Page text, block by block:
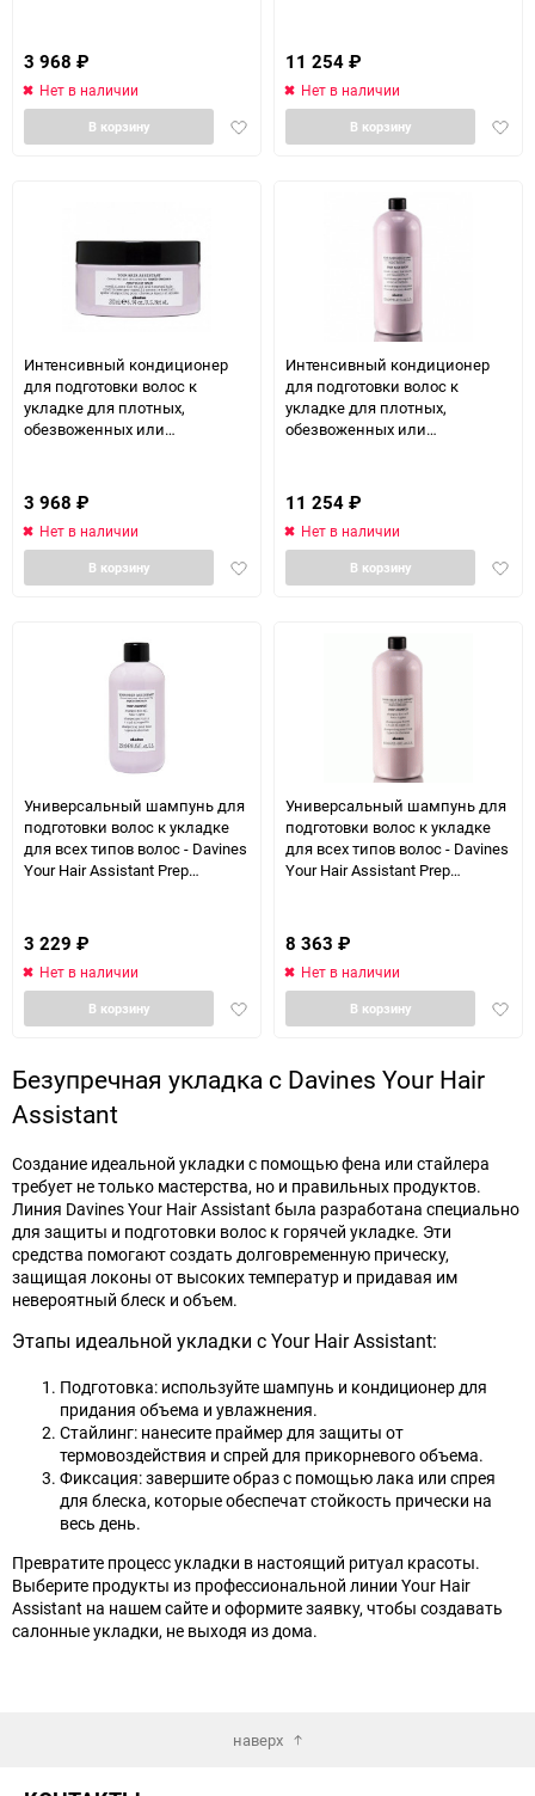
3 968 ₽
Нет в наличии
Добавить
В корзину
11 254 ₽
Нет в наличии
В корзину
Интенсивный кондиционер
для подготовки волос к
укладке для плотных,
обезвоженных или
Your Hair Assistant Prep Rich
Balm 200 мл
3 968 ₽
Нет в наличии
Добавить
В корзину
Интенсивный кондиционер
для подготовки волос к
укладке для плотных,
обезвоженных или
Your Hair Assistant Prep Rich
Balm 900 мл
11 254 ₽
Нет в наличии
В корзину
Универсальный шампунь для
подготовки волос к укладке
для всех типов волос - Davines
Your Hair Assistant Prep
3 229 ₽
Нет в наличии
Добавить
В корзину
Универсальный шампунь для
подготовки волос к укладке
для всех типов волос - Davines
Your Hair Assistant Prep
8 363 ₽
Нет в наличии
В корзину
Безупречная укладка с Davines Your Hair
Assistant
Создание идеальной укладки с помощью фена или стайлера
требует не только мастерства, но и правильных продуктов.
Линия Davines Your Hair Assistant была разработана специально
для защиты и подготовки волос к горячей укладке. Эти
средства помогают создать долговременную прическу,
защищая локоны от высоких температур и придавая им
невероятный блеск и объем.
Этапы идеальной укладки с Your Hair Assistant:
Подготовка: используйте шампунь и кондиционер для
придания объема и увлажнения.
Стайлинг: нанесите праймер для защиты от
термовоздействия и спрей для прикорневого объема.
Фиксация: завершите образ с помощью лака или спрея
для блеска, которые обеспечат стойкость прически на
весь день.
Превратите процесс укладки в настоящий ритуал красоты.
Выберите продукты из профессиональной линии Your Hair
Assistant на нашем сайте и оформите заявку, чтобы создавать
салонные укладки, не выходя из дома.
наверх